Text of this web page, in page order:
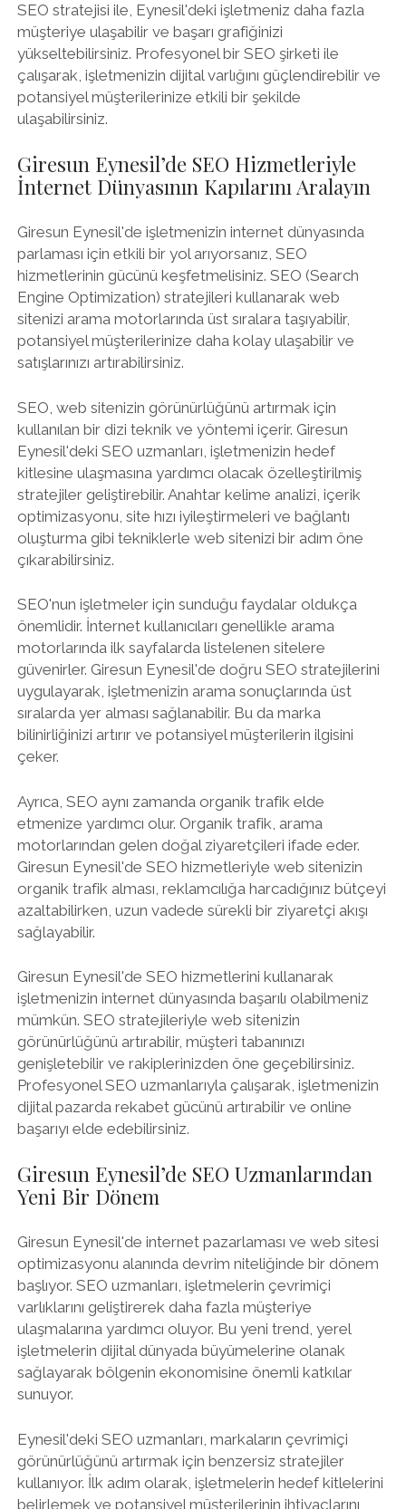
SEO stratejisi ile, Eynesil'deki işletmeniz daha fazla
müşteriye ulaşabilir ve başarı grafiğinizi
yükseltebilirsiniz. Profesyonel bir SEO şirketi ile
çalışarak, işletmenizin dijital varlığını güçlendirebilir ve
potansiyel müşterilerinize etkili bir şekilde
ulaşabilirsiniz.
Giresun Eynesil’de SEO Hizmetleriyle
İnternet Dünyasının Kapılarını Aralayın
Giresun Eynesil'de işletmenizin internet dünyasında
parlaması için etkili bir yol arıyorsanız, SEO
hizmetlerinin gücünü keşfetmelisiniz. SEO (Search
Engine Optimization) stratejileri kullanarak web
sitenizi arama motorlarında üst sıralara taşıyabilir,
potansiyel müşterilerinize daha kolay ulaşabilir ve
satışlarınızı artırabilirsiniz.
SEO, web sitenizin görünürlüğünü artırmak için
kullanılan bir dizi teknik ve yöntemi içerir. Giresun
Eynesil'deki SEO uzmanları, işletmenizin hedef
kitlesine ulaşmasına yardımcı olacak özelleştirilmiş
stratejiler geliştirebilir. Anahtar kelime analizi, içerik
optimizasyonu, site hızı iyileştirmeleri ve bağlantı
oluşturma gibi tekniklerle web sitenizi bir adım öne
çıkarabilirsiniz.
SEO'nun işletmeler için sunduğu faydalar oldukça
önemlidir. İnternet kullanıcıları genellikle arama
motorlarında ilk sayfalarda listelenen sitelere
güvenirler. Giresun Eynesil'de doğru SEO stratejilerini
uygulayarak, işletmenizin arama sonuçlarında üst
sıralarda yer alması sağlanabilir. Bu da marka
bilinirliğinizi artırır ve potansiyel müşterilerin ilgisini
çeker.
Ayrıca, SEO aynı zamanda organik trafik elde
etmenize yardımcı olur. Organik trafik, arama
motorlarından gelen doğal ziyaretçileri ifade eder.
Giresun Eynesil'de SEO hizmetleriyle web sitenizin
organik trafik alması, reklamcılığa harcadığınız bütçeyi
azaltabilirken, uzun vadede sürekli bir ziyaretçi akışı
sağlayabilir.
Giresun Eynesil'de SEO hizmetlerini kullanarak
işletmenizin internet dünyasında başarılı olabilmeniz
mümkün. SEO stratejileriyle web sitenizin
görünürlüğünü artırabilir, müşteri tabanınızı
genişletebilir ve rakiplerinizden öne geçebilirsiniz.
Profesyonel SEO uzmanlarıyla çalışarak, işletmenizin
dijital pazarda rekabet gücünü artırabilir ve online
başarıyı elde edebilirsiniz.
Giresun Eynesil’de SEO Uzmanlarından
Yeni Bir Dönem
Giresun Eynesil'de internet pazarlaması ve web sitesi
optimizasyonu alanında devrim niteliğinde bir dönem
başlıyor. SEO uzmanları, işletmelerin çevrimiçi
varlıklarını geliştirerek daha fazla müşteriye
ulaşmalarına yardımcı oluyor. Bu yeni trend, yerel
işletmelerin dijital dünyada büyümelerine olanak
sağlayarak bölgenin ekonomisine önemli katkılar
sunuyor.
Eynesil'deki SEO uzmanları, markaların çevrimiçi
görünürlüğünü artırmak için benzersiz stratejiler
kullanıyor. İlk adım olarak, işletmelerin hedef kitlelerini
belirlemek ve potansiyel müşterilerinin ihtiyaçlarını